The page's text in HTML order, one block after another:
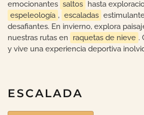
emocionantes saltos hasta
espeleología , escaladas
desafiantes. En invierno, explora
nuestras rutas en
raquetas de nieve .
y vive una experiencia deportiva
ESCALADA